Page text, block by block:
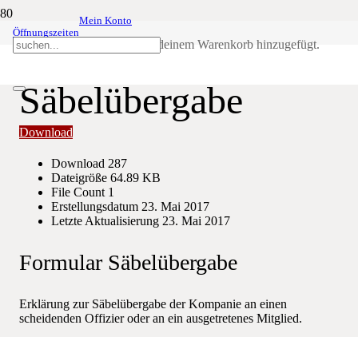
Öffnungszeiten
Mein Konto
wurde deinem Warenkorb hinzugefügt.
Formular
Säbelübergabe
Download
Download 287
Dateigröße 64.89 KB
File Count 1
Erstellungsdatum 23. Mai 2017
Letzte Aktualisierung 23. Mai 2017
Formular Säbelübergabe
Erklärung zur Säbelübergabe der Kompanie an einen
scheidenden Offizier oder an ein ausgetretenes Mitglied.